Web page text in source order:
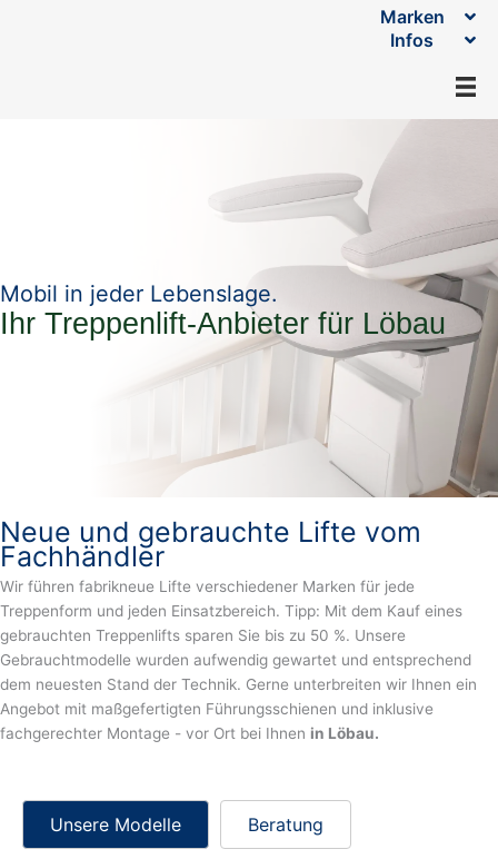
Marken
Infos
Mobil in jeder Lebenslage.
Ihr Treppenlift-Anbieter für Löbau
Neue und gebrauchte Lifte vom
Fachhändler
Wir führen fabrikneue Lifte verschiedener Marken für jede
Treppenform und jeden Einsatzbereich. Tipp: Mit dem Kauf eines
gebrauchten Treppenlifts sparen Sie bis zu 50 %. Unsere
Gebrauchtmodelle wurden aufwendig gewartet und entsprechend
dem neuesten Stand der Technik. Gerne unterbreiten wir Ihnen ein
Angebot mit maßgefertigten Führungsschienen und inklusive
fachgerechter Montage - vor Ort bei Ihnen in Löbau.
Unsere Modelle Beratung